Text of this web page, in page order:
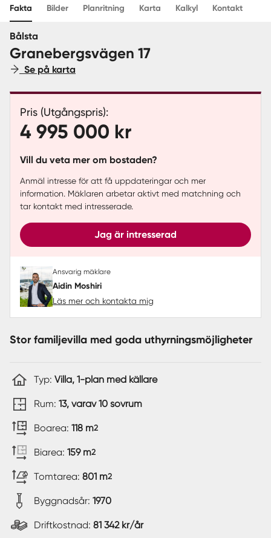
Sverige
Fakta Bilder Planritning Karta Kalkyl Kontakt
Bålsta
Granebergsvägen 17
Se på karta
Pris (Utgångspris):
4 995 000 kr
Vill du veta mer om bostaden?
Anmäl intresse för att få uppdateringar och mer
information. Mäklaren arbetar aktivt med matchning och
tar kontakt med intresserade.
Jag är intresserad
Ansvarig mäklare
Aidin Moshiri
Läs mer och kontakta mig
Stor familjevilla med goda uthyrningsmöjligheter
Typ: Villa, 1-plan med källare
Rum: 13, varav 10 sovrum
Boarea: 118 m2
Biarea: 159 m2
Tomtarea: 801 m2
Byggnadsår: 1970
Driftkostnad: 81 342 kr/år